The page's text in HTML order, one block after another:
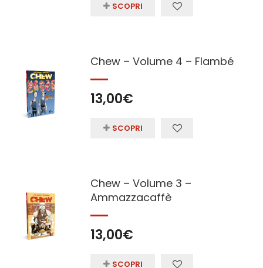
SCOPRI
Chew – Volume 4 – Flambé
13,00€
SCOPRI
Chew – Volume 3 –
Ammazzacaffè
13,00€
SCOPRI